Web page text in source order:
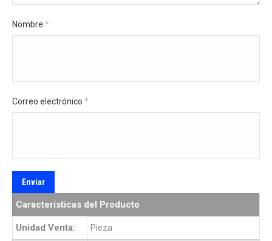
Nombre *
Correo electrónico *
Características del Producto
Unidad Venta: Pieza